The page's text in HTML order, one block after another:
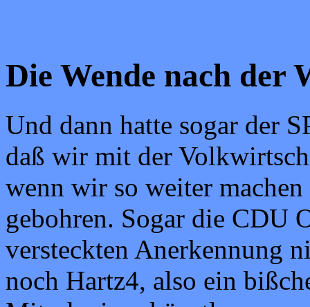
Die Wende nach der
Und dann hatte sogar der
daß wir mit der
wenn wir so weiter
gebohren. Sogar die CDU
versteckten Anerkennung
noch Hartz4, also ein